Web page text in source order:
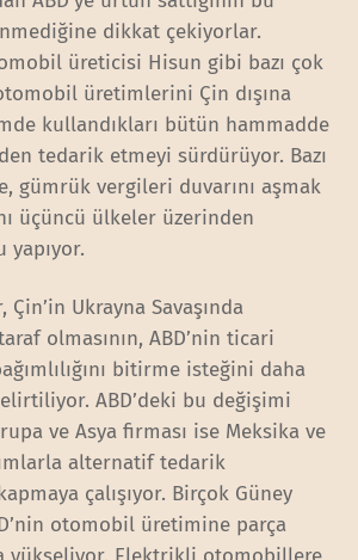
dikkat çekiyorlar.
üreticisi Hisun gibi bazı çok
üretimlerini Çin dışına
kullandıkları bütün hammadde
tedarik etmeyi sürdürüyor. Bazı
gümrük vergileri duvarını aşmak
üçüncü ülkeler üzerinden
yapıyor.
Ukrayna Savaşında
olmasının, ABD’nin ticari
bitirme isteğini daha
ABD’deki bu değişimi
ve Asya firması ise Meksika ve
alternatif tedarik
çalışıyor. Birçok Güney
otomobil üretimine parça